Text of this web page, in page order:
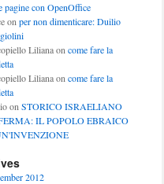
pagine con OpenOffice
on per non dimenticare: Duilio
Lilianaon come fare la
Lilianaon come fare la
on STORICO ISRAELIANO
IL POPOLO EBRAICO
2012